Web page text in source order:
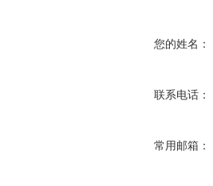
您的姓名：
联系电话：
常用邮箱：